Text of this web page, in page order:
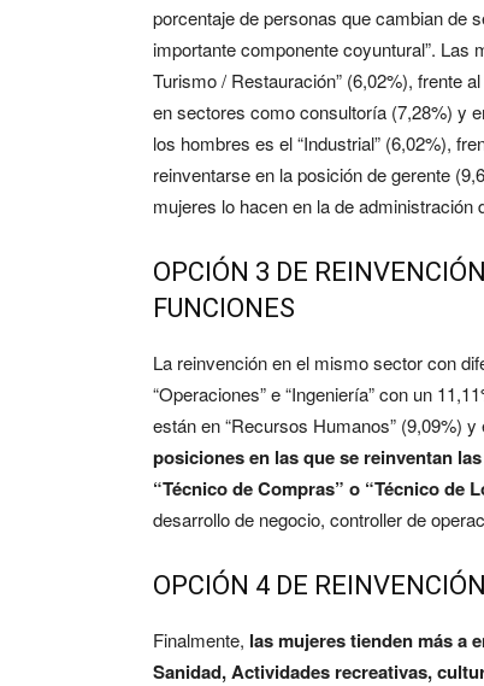
porcentaje de personas que cambian de
importante componente coyuntural”. Las
Turismo / Restauración” (6,02%), frente
en sectores como consultoría (7,28%) y
los hombres es el “Industrial” (6,02%),
reinventarse en la posición de gerente
mujeres lo hacen en la de administración
OPCIÓN 3 DE
FUNCIONES
La reinvención en el mismo sector con
“Operaciones” e “Ingeniería” con un
están en “Recursos Humanos” (9,09%)
posiciones en las que se reinventan
“Técnico de Compras” o “Técnico de
desarrollo de negocio, controller de
OPCIÓN 4 DE
Finalmente, las mujeres tienden más a
Sanidad, Actividades recreativas,